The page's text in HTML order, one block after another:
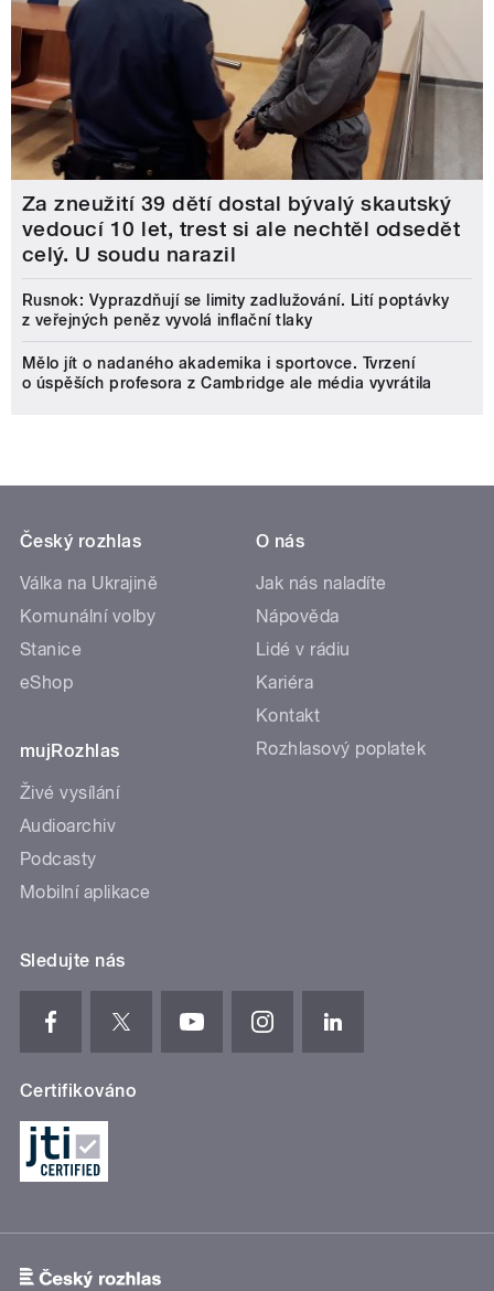
Za zneužití 39 dětí dostal bývalý skautský
vedoucí 10 let, trest si ale nechtěl odsedět
celý. U soudu narazil
Rusnok: Vyprazdňují se limity zadlužování. Lití poptávky
z veřejných peněz vyvolá inflační tlaky
Mělo jít o nadaného akademika i sportovce. Tvrzení
o úspěších profesora z Cambridge ale média vyvrátila
Český rozhlas
Válka na Ukrajině
Komunální volby
Stanice
eShop
mujRozhlas
Živé vysílání
Audioarchiv
Podcasty
Mobilní aplikace
O nás
Jak nás naladíte
Nápověda
Lidé v rádiu
Kariéra
Kontakt
Rozhlasový poplatek
Sledujte nás
Certifikováno